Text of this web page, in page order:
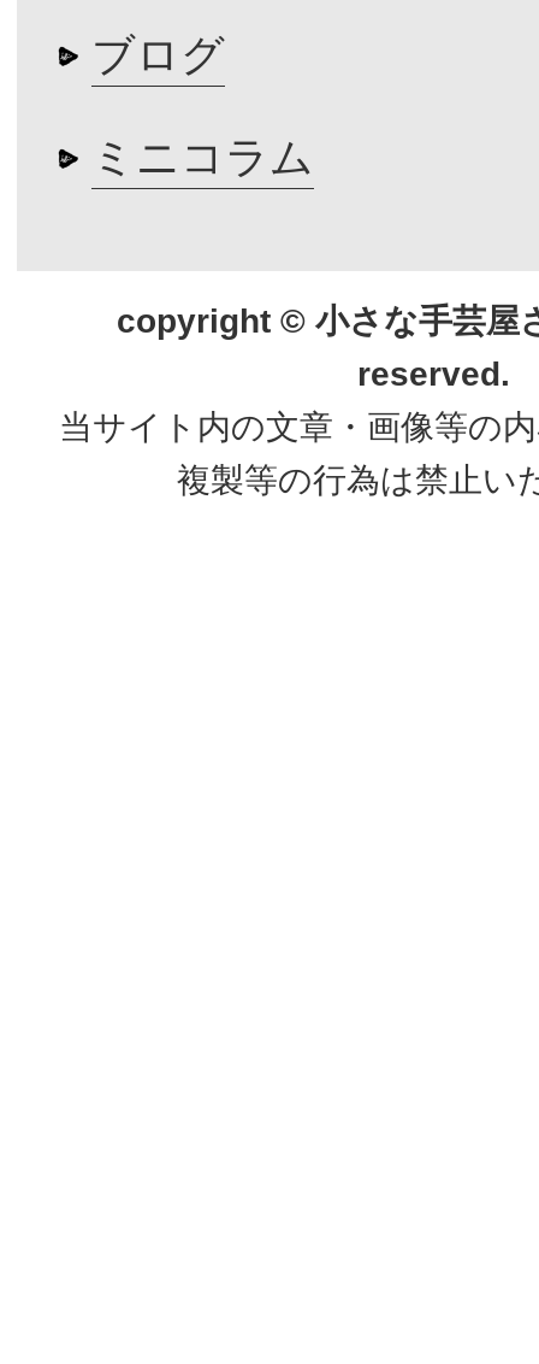
ブログ
ミニコラム
copyright © 小さな手芸屋
reserved.
当サイト内の文章・画像等の
複製等の行為は禁止い